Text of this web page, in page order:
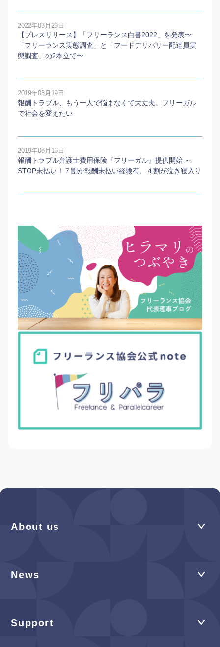
2022年03月29日
【プレスリリース】「フリーランス白書2022」を発表〜
「フリーランス実態調査」と「フードデリバリー配達員実
態調査」の2本⽴て〜
2019年08月19日
報酬トラブル、もう一人で悩まなくて大丈夫。フリーガル
で社会を変えたい
2019年08月16日
報酬トラブル弁護士費用保険『フリーガル』提供開始 ～
STOP未払い！７割が報酬未払い経験有、４割が泣き寝入り
About us
News
Support